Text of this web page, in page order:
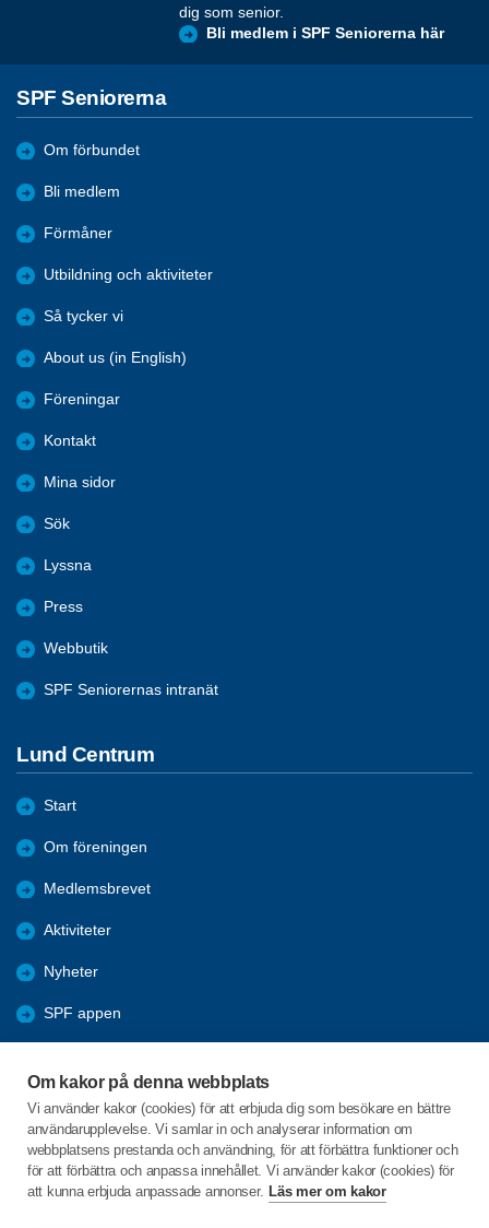
Om kakor på denna webbplats
Vi använder kakor (cookies) för att erbjuda dig som besökare en bättre
användarupplevelse. Vi samlar in och analyserar information om
webbplatsens prestanda och användning, för att förbättra funktioner och
för att förbättra och anpassa innehållet. Vi använder kakor (cookies) för
att kunna erbjuda anpassade annonser. Läs mer om kakor
dig som senior.
Bli medlem i SPF Seniorerna här
SPF Seniorerna
Om förbundet
Bli medlem
Förmåner
Utbildning och aktiviteter
Så tycker vi
About us (in English)
Föreningar
Kontakt
Mina sidor
Sök
Lyssna
Press
Webbutik
SPF Seniorernas intranät
Lund Centrum
Start
Om föreningen
Medlemsbrevet
Aktiviteter
Nyheter
SPF appen
Förmåner
Lundakretsen
C/o:Karin Liljeroth